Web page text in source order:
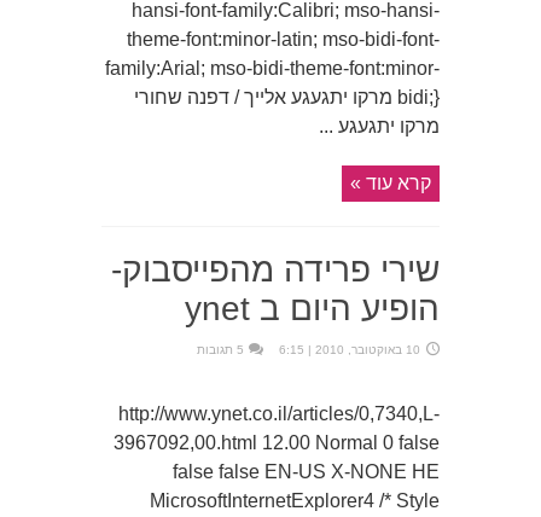
hansi-font-family:Calibri; mso-hansi-
theme-font:minor-latin; mso-bidi-font-
family:Arial; mso-bidi-theme-font:minor-
bidi;} מרקו יתגעגע אלייך / דפנה שחורי
מרקו יתגעגע ...
קרא עוד »
שירי פרידה מהפייסבוק-
הופיע היום ב ynet
10 באוקטובר, 2010 | 6:15 5 תגובות
http://www.ynet.co.il/articles/0,7340,L-
3967092,00.html 12.00 Normal 0 false
false false EN-US X-NONE HE
MicrosoftInternetExplorer4 /* Style